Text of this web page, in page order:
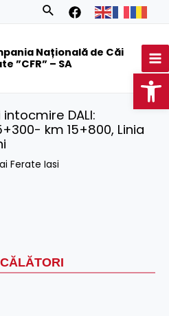
Search
Națională de Căi
”CFR” – SA
CĂLĂTORI
DALI:
km 15+800, Linia
Ferate Iasi